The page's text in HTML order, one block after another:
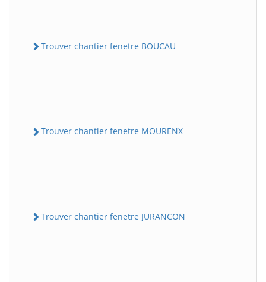
Trouver chantier fenetre BOUCAU
Trouver chantier fenetre MOURENX
Trouver chantier fenetre JURANCON